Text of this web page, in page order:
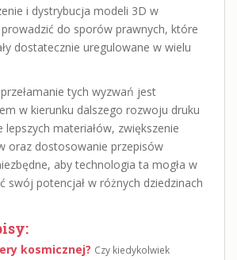
i dystrybucja modeli 3D w
do sporów prawnych, które
dostatecznie uregulowane w wielu
tych wyzwań jest
w kierunku dalszego rozwoju druku
lepszych materiałów, zwiększenie
oraz dostosowanie przepisów
aby technologia ta mogła w
swój potencjał w różnych dziedzinach
kosmicznej? Czy kiedykolwiek